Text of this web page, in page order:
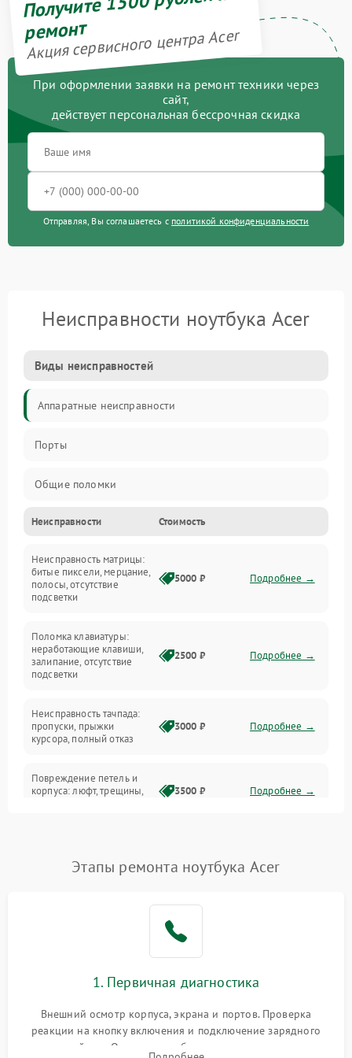
ремонт
Акция сервисного центра Acer
При оформлении заявки на ремонт техники через
сайт,
действует персональная бессрочная скидка
Отправляя, Вы соглашаетесь с политикой конфиденциальности
Неисправности ноутбука Acer
Виды неисправностей
Аппаратные неисправности
Порты
Общие поломки
Устройства
Программные ошибки
Электрические и системные сбои
Интерфейсные проблемы
Батарея
Сеть и интернет
Неисправности Стоимость
Неисправность матрицы:
битые пиксели, мерцание,
полосы, отсутствие
подсветки
5000 ₽ Подробнее →
Поломка клавиатуры:
неработающие клавиши,
залипание, отсутствие
подсветки
2500 ₽ Подробнее →
Неисправность тачпада:
пропуски, прыжки
курсора, полный отказ
3000 ₽ Подробнее →
Повреждение петель и
корпуса: люфт, трещины,
3500 ₽ Подробнее →
невозможность зарядки,
2500 ₽ Подробнее →
2000 ₽
Перегрев из‑за пыли,
неисправности кулера
Выход из строя SSD или
Этапы ремонта ноутбука Acer
1. Первичная диагностика
Внешний осмотр корпуса, экрана и портов. Проверка
реакции на кнопку включения и подключение зарядного
устройства. Оценка потребления тока с помощью